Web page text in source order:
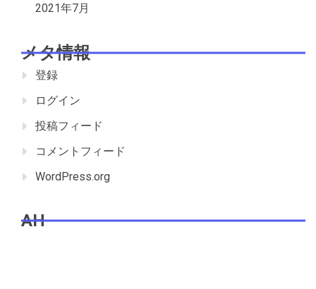
2021年7月
メタ情報
登録
ログイン
投稿フィード
コメントフィード
WordPress.org
AH